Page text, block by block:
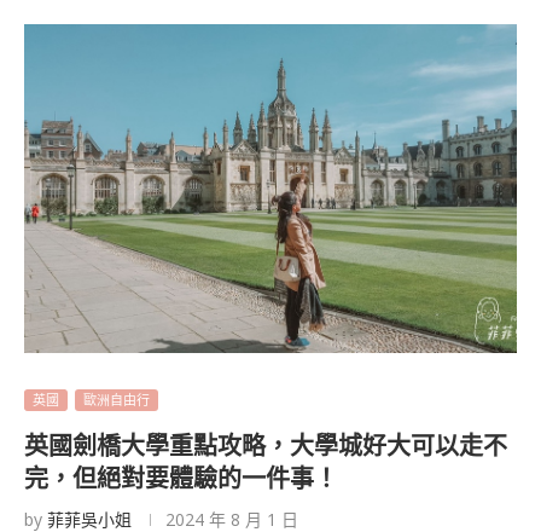
英國 歐洲自由行
英國劍橋大學重點攻略，大學城好大可以走不
完，但絕對要體驗的一件事！
by 菲菲吳小姐 2024 年 8 月 1 日